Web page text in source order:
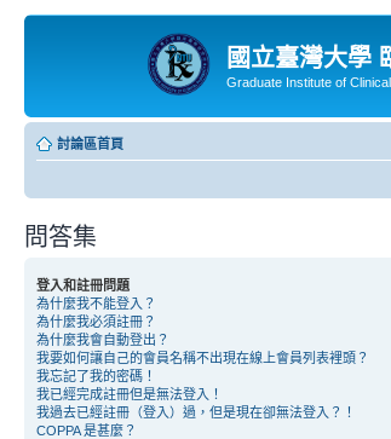
國立臺灣大學
Graduate Institute of
討論區首頁
問答集
登入和註冊問題
為什麼我不能登入？
為什麼我必須註冊？
為什麼我會自動登出？
我要如何讓自己的會員名稱不出現在線上會員列表裡頭？
我忘記了我的密碼！
我已經完成註冊但是無法登入！
我過去已經註冊（登入）過，但是現在卻無法登入？！
COPPA 是甚麼？